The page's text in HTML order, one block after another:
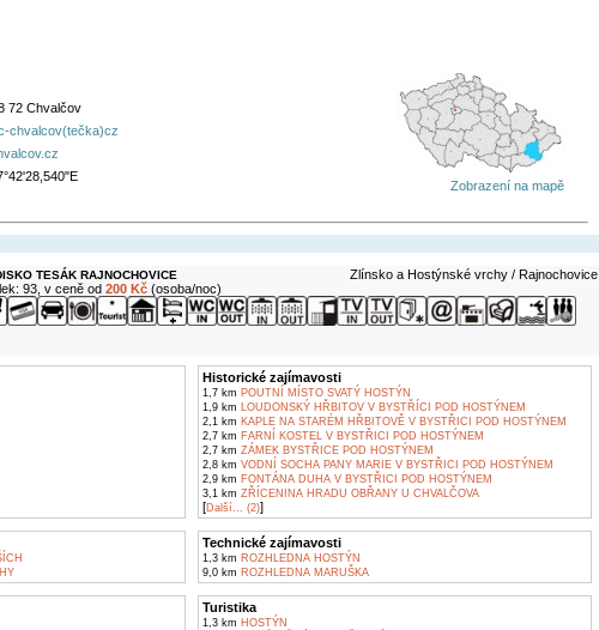
72 Chvalčov
chvalcov(tečka)cz
Zobrazení na mapě
TESÁK RAJNOCHOVICE
Zlínsko a Hostýnské vrchy / Rajnochovice
93, v ceně od 200 Kč(osoba/noc)
Historické zajímavosti
1,7 km POUTNÍ MÍSTO SVATÝ HOSTÝN
1,9 km LOUDONSKÝ HŘBITOV V BYSTŘÍCI POD HOSTÝNEM
2,1 km KAPLE NA STARÉM HŘBITOVĚ V BYSTŘICI POD HOSTÝNEM
2,7 km FARNÍ KOSTEL V BYSTŘICI POD HOSTÝNEM
2,7 km ZÁMEK BYSTŘICE POD HOSTÝNEM
2,8 km VODNÍ SOCHA PANY MARIE V BYSTŘICI POD HOSTÝNEM
2,9 km FONTÁNA DUHA V BYSTŘICI POD HOSTÝNEM
3,1 km ZŘÍCENINA HRADU OBŘANY U CHVALČOVA
[Další... (2)]
Technické zajímavosti
1,3 km ROZHLEDNA HOSTÝN
9,0 km ROZHLEDNA MARUŠKA
Turistika
1,3 km HOSTÝN